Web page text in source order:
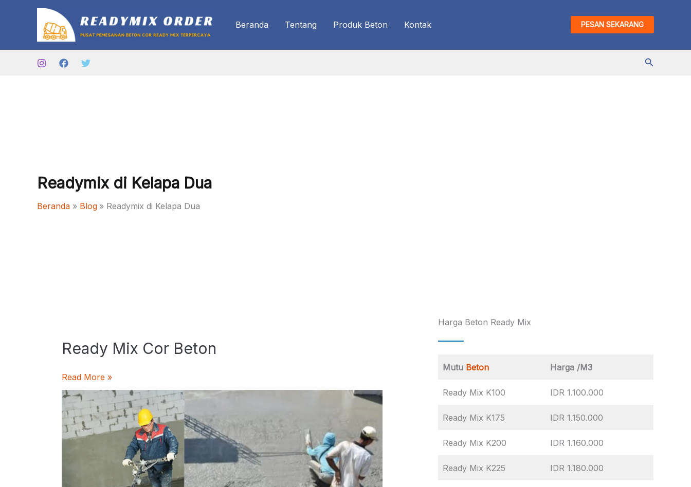
Beranda Tentang Produk Beton Kontak PESAN SEKARANG
Cari
Readymix di Kelapa Dua
Beranda Blog Readymix di Kelapa Dua
Ready Mix Cor Beton
Ready
Mix
Beton
Read More »
Harga Beton Ready Mix
Mutu Beton Harga /M3
Ready Mix K100 IDR 1.100.000
Ready Mix K175 IDR 1.150.000
Ready Mix K200 IDR 1.160.000
Ready Mix K225 IDR 1.180.000